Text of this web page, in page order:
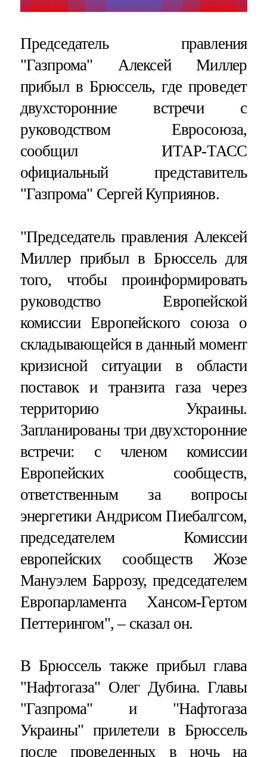
Председатель правления
"Газпрома" Алексей Миллер
прибыл в Брюссель, где проведет
двухсторонние встречи с
руководством Евросоюза,
сообщил ИТАР-ТАСС
официальный представитель
"Газпрома" Сергей Куприянов.
"Председатель правления Алексей
Миллер прибыл в Брюссель для
того, чтобы проинформировать
руководство Европейской
комиссии Европейского союза о
складывающейся в данный момент
кризисной ситуации в области
поставок и транзита газа через
территорию Украины.
Запланированы три двухсторонние
встречи: с членом комиссии
Европейских сообществ,
ответственным за вопросы
энергетики Андрисом Пиебалгсом,
председателем Комиссии
европейских сообществ Жозе
Мануэлем Баррозу, председателем
Европарламента Хансом-Гертом
Петтерингом", – сказал он.
В Брюссель также прибыл глава
"Нафтогаза" Олег Дубина. Главы
"Газпрома" и "Нафтогаза
Украины" прилетели в Брюссель
после проведенных в ночь на